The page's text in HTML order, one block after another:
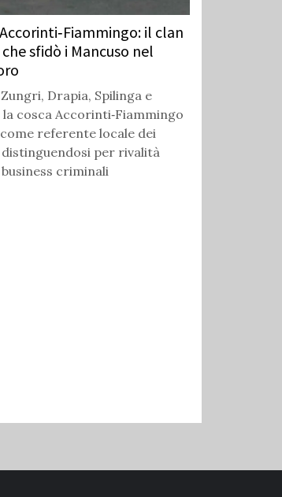
il clan
sfidò i Mancuso nel
Drapia, Spilinga e
la cosca Accorinti‑Fiammingo
referente locale dei
distinguendosi per rivalità
criminali